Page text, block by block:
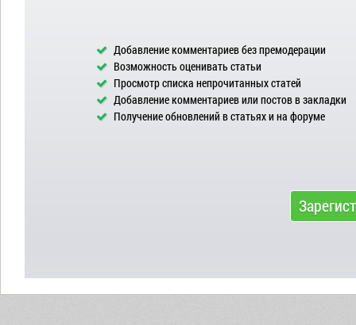
Добавление комментариев без премодерации
Возможность оценивать статьи
Просмотр списка непрочитанных статей
Добавление комментариев или постов в закладки
Получение обновлений в статьях и на форуме